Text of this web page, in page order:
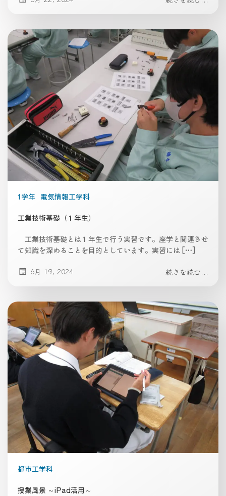
1学年 電気情報工学科
工業技術基礎（１年生）
工業技術基礎とは１年生で行う実習です。座学と関連させ
て知識を深めることを目的としています。実習には […]
6月 19, 2024 続きを読む...
都市工学科
授業風景 ～iPad活用～